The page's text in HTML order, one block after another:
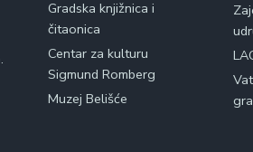
Gradska knjižnica i
čitaonica
Centar za kulturu
Sigmund Romberg
Muzej Belišće